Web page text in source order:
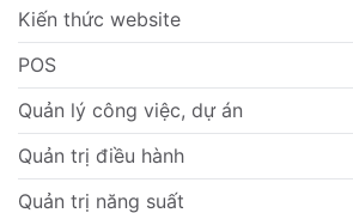
Kiến thức website
POS
Quản lý công việc, dự án
Quản trị điều hành
Quản trị năng suất